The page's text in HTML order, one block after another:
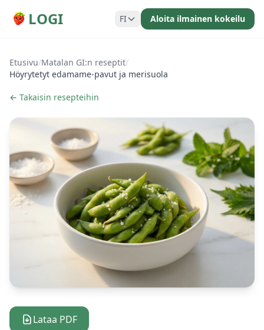
LOGI FI Aloita ilmainen kokeilu
Etusivu/Matalan GI:n reseptit/
Höyrytetyt edamame-pavut ja merisuola
← Takaisin resepteihin
Lataa PDF